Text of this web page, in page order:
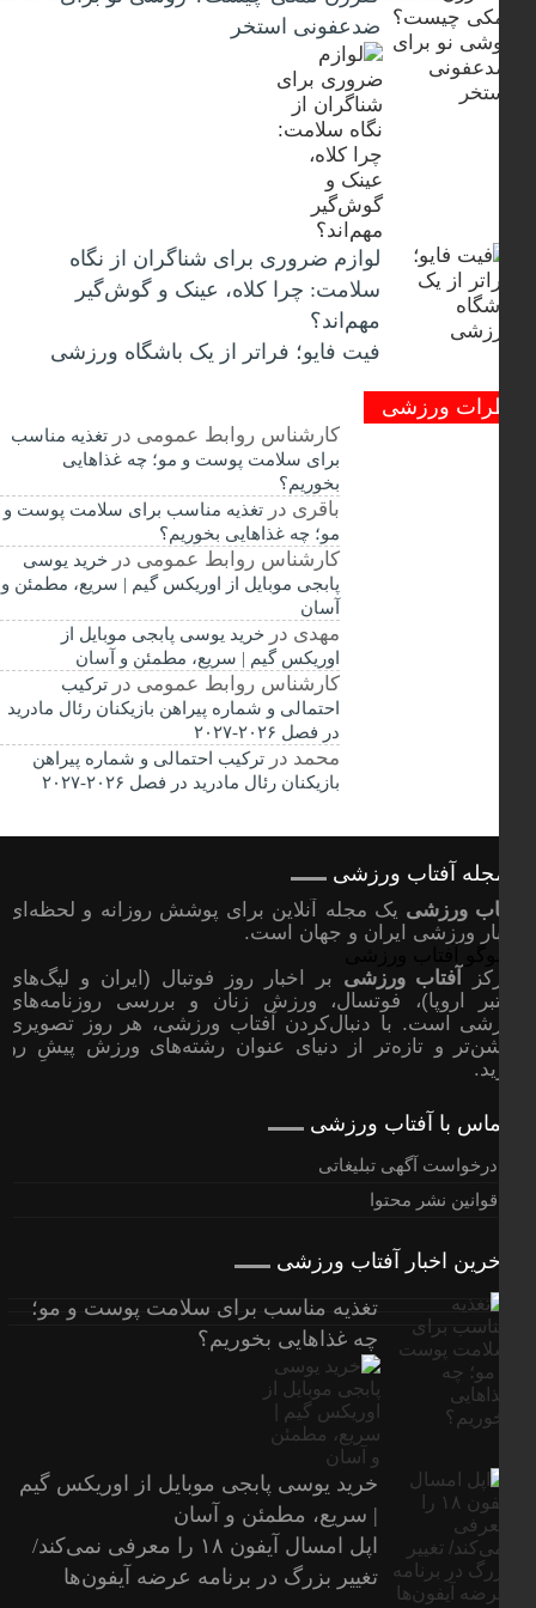
ضدعفونی استخر
لوازم ضروری برای شناگران از نگاه
سلامت: چرا کلاه، عینک و گوش‌گیر
مهم‌اند؟
فیت ‌فایو؛ فراتر از یک باشگاه ورزشی
ورزشی
کارشناس روابط عمومیدر تغذیه مناسب
برای سلامت پوست و مو؛ چه غذاهایی
بخوریم؟
باقریدرتغذیه مناسب برای سلامت پوست و
مو؛ چه غذاهایی بخوریم؟
کارشناس روابط عمومیدر خرید یوسی
پابجی موبایل از اوریکس گیم | سریع، مطمئن و
آسان
مهدیدرخرید یوسی پابجی موبایل از
اوریکس گیم | سریع، مطمئن و آسان
کارشناس روابط عمومیدر ترکیب
احتمالی و شماره پیراهن بازیکنان رئال مادرید
در فصل ۲۰۲۶-۲۰۲۷
محمددرترکیب احتمالی و شماره پیراهن
بازیکنان رئال مادرید در فصل ۲۰۲۶-۲۰۲۷
آفتاب ورزشی
ورزشی یک مجله آنلاین برای پوشش روزانه و لحظه‌ای
ورزشی ایران و جهان است.
آفتاب ورزشیبر اخبار روز فوتبال (ایران و لیگ‌های
اروپا)، فوتسال، ورزش زنان و بررسی روزنامه‌های
است. با دنبال‌کردن آفتاب ورزشی، هر روز تصویری
و تازه‌تر از دنیای عنوان رشته‌های ورزش پیشِ رو
با آفتاب ورزشی
درخواست آگهی تبلیغاتی
قوانین نشر محتوا
اخبار آفتاب ورزشی
تغذیه مناسب برای سلامت پوست و مو؛
چه غذاهایی بخوریم؟
خرید یوسی پابجی موبایل از اوریکس گیم
| سریع، مطمئن و آسان
اپل امسال آیفون ۱۸ را معرفی نمی‌کند/
تغییر بزرگ در برنامه عرضه آیفون‌ها